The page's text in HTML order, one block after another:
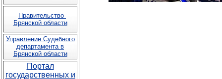
Правительство
Брянской области
Управление Судебного
департамента в
Брянской области
Портал
государственных и